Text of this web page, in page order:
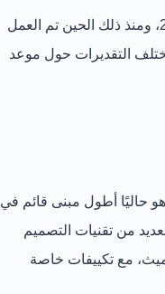
من المهم توضيح أن برج جدة لم يكتمل بعد. توقف البناء الرئيسي في عام 2018، ومنذ ذلك الحين تم العمل
التقديرات حول موعد
حاليًا أطول مبنى قائم في
من تقنيات التصميم
مع تكييفات خاصة